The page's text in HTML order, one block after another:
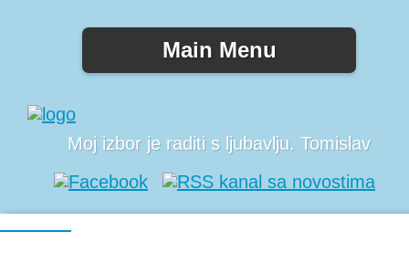
Main Menu
Moj izbor je raditi s ljubavlju. Tomislav